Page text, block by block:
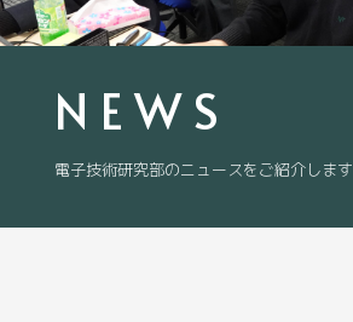
NEWS
電子技術研究部のニュースをご紹介します